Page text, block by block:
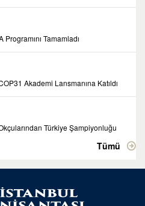
Tamamladı
Akademi Lansmanına Katıldı
Türkiye Şampiyonluğu
Tümü